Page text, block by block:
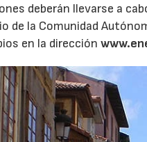
deberán llevarse a
de la Comunidad
en la dirección